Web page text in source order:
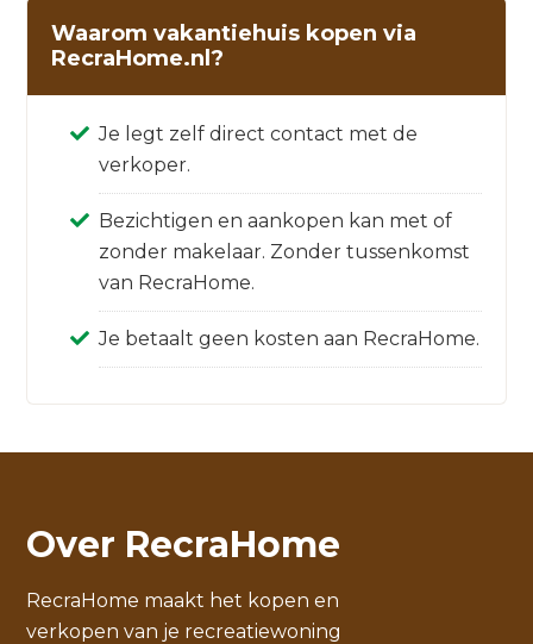
Waarom vakantiehuis kopen via
RecraHome.nl?
Je legt zelf direct contact met de
verkoper.
Bezichtigen en aankopen kan met of
zonder makelaar. Zonder tussenkomst
van RecraHome.
Je betaalt geen kosten aan RecraHome.
Over RecraHome
RecraHome maakt het kopen en
verkopen van je recreatiewoning